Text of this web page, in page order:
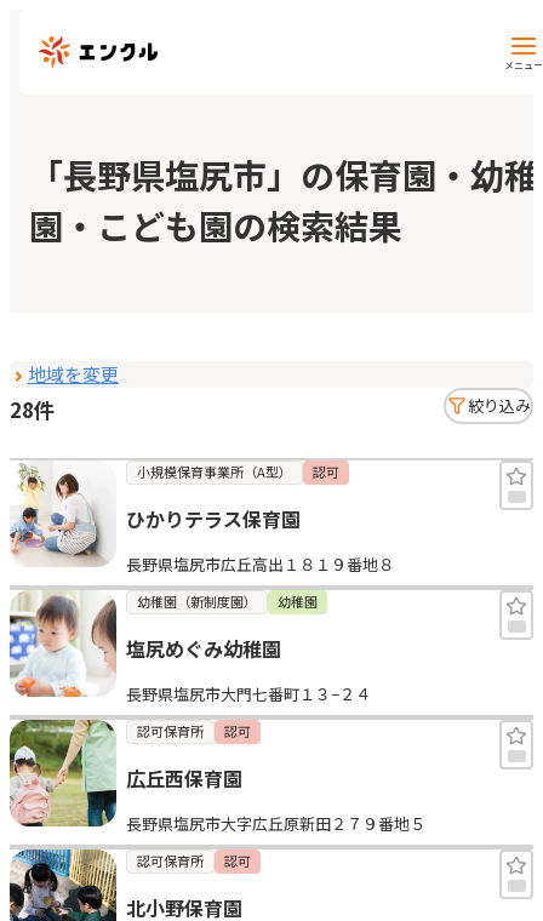
メニュー
保育園・幼稚園を探す
地図から探す
マイページ
お気に入り
見学日記
メッセージ
おすすめの園
エンクルの特徴と活用方法
コラム
お知らせ
「長野県塩尻市」の保育園・幼稚
園・こども園の検索結果
地域を変更
28件 絞り込み
小規模保育事業所（A型） 認可
ひかりテラス保育園
長野県塩尻市広丘高出１８１９番地８
幼稚園（新制度園） 幼稚園
塩尻めぐみ幼稚園
長野県塩尻市大門七番町１３−２４
認可保育所 認可
広丘西保育園
長野県塩尻市大字広丘原新田２７９番地５
認可保育所 認可
北小野保育園